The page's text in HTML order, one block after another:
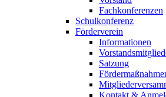
Fachkonferenzen
Schulkonferenz
Förderverein
Informationen
Satzung
Kontakt &